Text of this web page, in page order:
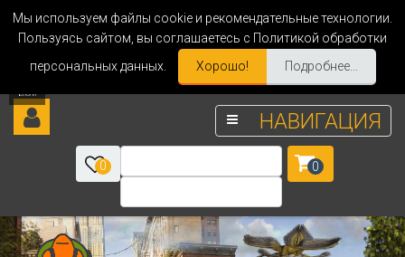
Мы используем файлы cookie и рекомендательные технологии.
Пользуясь сайтом, вы соглашаетесь с Политикой обработки
персональных данных.
Хорошо! Подробнее...
НАВИГАЦИЯ
0 0